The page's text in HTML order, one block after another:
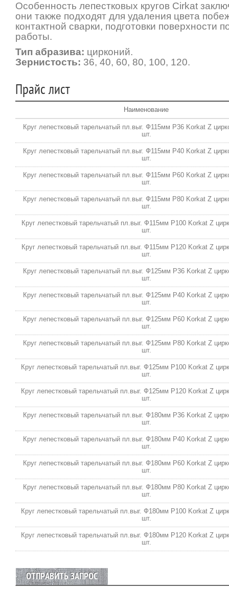
Особенность лепестковых кругов Cirkat
они также подходят для удаления цвета
контактной сварки, подготовки поверхности
работы.
Тип абразива: цирконий.
Зернистость: 36, 40, 60, 80, 100, 120.
Прайс лист
Наименование
Круг лепестковый тарельчатый пл.выг. Ф115мм P36 Korkat Z
шт.
Круг лепестковый тарельчатый пл.выг. Ф115мм P40 Korkat Z
шт.
Круг лепестковый тарельчатый пл.выг. Ф115мм P60 Korkat Z
шт.
Круг лепестковый тарельчатый пл.выг. Ф115мм P80 Korkat Z
шт.
Круг лепестковый тарельчатый пл.выг. Ф115мм P100 Korkat Z
шт.
Круг лепестковый тарельчатый пл.выг. Ф115мм P120 Korkat Z
шт.
Круг лепестковый тарельчатый пл.выг. Ф125мм P36 Korkat Z
шт.
Круг лепестковый тарельчатый пл.выг. Ф125мм P40 Korkat Z
шт.
Круг лепестковый тарельчатый пл.выг. Ф125мм P60 Korkat Z
шт.
Круг лепестковый тарельчатый пл.выг. Ф125мм P80 Korkat Z
шт.
Круг лепестковый тарельчатый пл.выг. Ф125мм P100 Korkat Z
шт.
Круг лепестковый тарельчатый пл.выг. Ф125мм P120 Korkat Z
шт.
Круг лепестковый тарельчатый пл.выг. Ф180мм P36 Korkat Z
шт.
Круг лепестковый тарельчатый пл.выг. Ф180мм P40 Korkat Z
шт.
Круг лепестковый тарельчатый пл.выг. Ф180мм P60 Korkat Z
шт.
Круг лепестковый тарельчатый пл.выг. Ф180мм P80 Korkat Z
шт.
Круг лепестковый тарельчатый пл.выг. Ф180мм P100 Korkat Z
шт.
Круг лепестковый тарельчатый пл.выг. Ф180мм P120 Korkat Z
шт.
ОТПРАВИТЬ ЗАПРОС